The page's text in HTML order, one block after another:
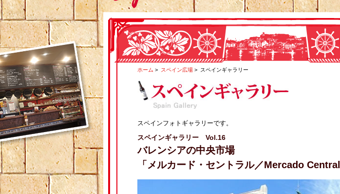
ホーム > スペイン広場 > スペインギャラリー
スペインフォトギャラリーです。
スペインギャラリー Vol.16
バレンシアの中央市場
「メルカード・セントラル／Mercado Central